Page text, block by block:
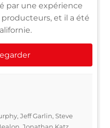
par une expérience
et il a été
Jeff Garlin, Steve
Jonathan Katz